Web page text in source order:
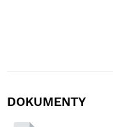
DOKUMENTY